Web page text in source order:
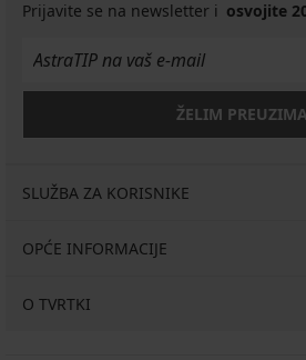
Prijavite se na newsletter i osvojite
ŽELIM
SLUŽBA ZA KORISNIKE
OPĆE INFORMACIJE
O TVRTKI